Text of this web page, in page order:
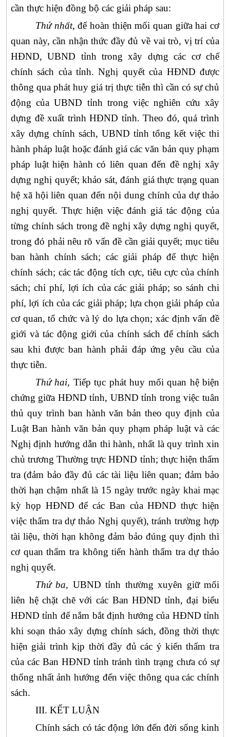
cần thực hiện đồng bộ các giải pháp sau:
Thứ nhất, để hoàn thiện mối quan giữa hai cơ
quan này, cần nhận thức đầy đủ về vai trò, vị trí của
HĐND,UBND tỉnh trong xây dựng các cơ chế
chính sách của tỉnh. Nghị quyết của HĐND được
thông qua phát huy giá trị thực tiễn thì cần có sự chủ
động củaUBND tỉnh trong việc nghiên cứu xây
dựng đề xuất trìnhHĐND tỉnh. Theo đó, quá trình
xây dựng chính sách, UBND tỉnh tổng kết việc thi
hành pháp luật hoặc đánh giá các văn bản quy phạm
pháp luật hiện hành có liên quan đến đề nghị xây
dựng nghị quyết; khảo sát, đánh giá thực trạng quan
hệ xã hội liên quan đến nội dung chính của dự thảo
nghị quyết. Thực hiện việc đánh giá tác động của
từng chính sách trong đề nghị xây dựng nghị quyết,
trong đó phải nêu rõ vấn đề cần giải quyết; mục tiêu
ban hành chính sách; các giải pháp để thực hiện
chính sách; các tác động tích cực, tiêu cực của chính
sách; chi phí, lợi ích của các giải pháp; so sánh chi
phí, lợi ích của các giải pháp; lựa chọn giải pháp của
cơ quan, tổ chức và lý do lựa chọn; xác định vấn đề
giới và tác động giới của chính sách để chính sách
sau khi được ban hành phải đáp ứng yêu cầu của
thực tiễn.
Thứ hai, Tiếp tục phát huy mối quan hệ biện
chứng giữa HĐND tỉnh, UBND tỉnh trong việc tuân
thủ quy trình ban hành văn bản theo quy định của
Luật Ban hành văn bản quy phạm pháp luật và các
Nghị định hướng dẫn thi hành, nhất là quy trình xin
chủ trương Thường trựcHĐND tỉnh; thực hiện thẩm
tra (đảm bảo đầy đủ các tài liệu liên quan; đảm bảo
thời hạn chậm nhất là 15 ngày trước ngày khai mạc
kỳ họp HĐND để các Ban củaHĐND thực hiện
việc thẩm tra dự thảo Nghị quyết), tránh trường hợp
tài liệu, thời hạn không đảm bảo đúng quy định thì
cơ quan thẩm tra không tiến hành thẩm tra dự thảo
nghị quyết.
Thứ ba, UBND tỉnh thường xuyên giữ mối
liên hệ chặt chẽ với các BanHĐND tỉnh, đại biểu
HĐND tỉnh để nắm bắt định hướng của HĐND tỉnh
khi soạn thảo xây dựng chính sách, đồng thời thực
hiện giải trình kịp thời đầy đủ các ý kiến thẩm tra
của các Ban HĐND tỉnh tránh tình trạng chưa có sự
thống nhất ảnh hướng đến việc thông qua các chính
sách.
III. KẾT LUẬN
Chính sách có tác động lớn đến đời sống kinh